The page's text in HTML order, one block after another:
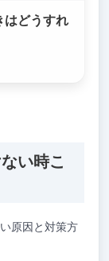
はどうすれ
い時こ
原因と対策方